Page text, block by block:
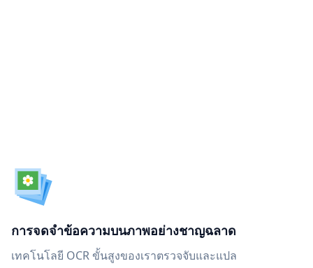
การจดจำข้อความบนภาพอย่างชาญฉลาด
เทคโนโลยี OCR ขั้นสูงของเราตรวจจับและแปล